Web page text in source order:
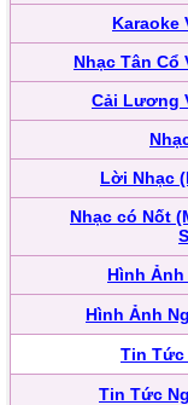
Karaoke
Nhạc Tân Cổ
Cải Lương
Lời Nhạc
Nhạc có Nốt
Hình Ảnh
Hình Ảnh
Tin Tức
Tin Tức